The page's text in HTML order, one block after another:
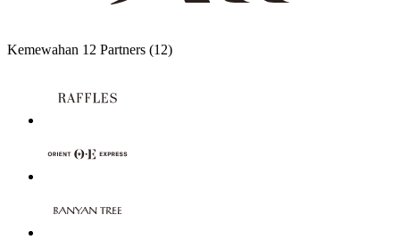
Kemewahan 12 Partners (12)